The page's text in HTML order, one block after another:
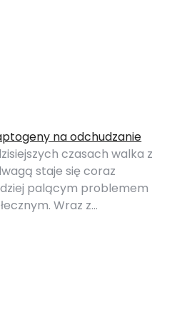
na odchudzanie
czasach walka z
staje się coraz
palącym problemem
Wraz z…